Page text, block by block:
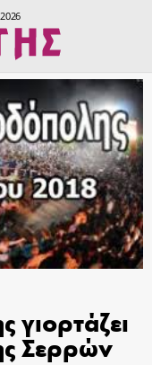
γιορτάζει
Σερρών